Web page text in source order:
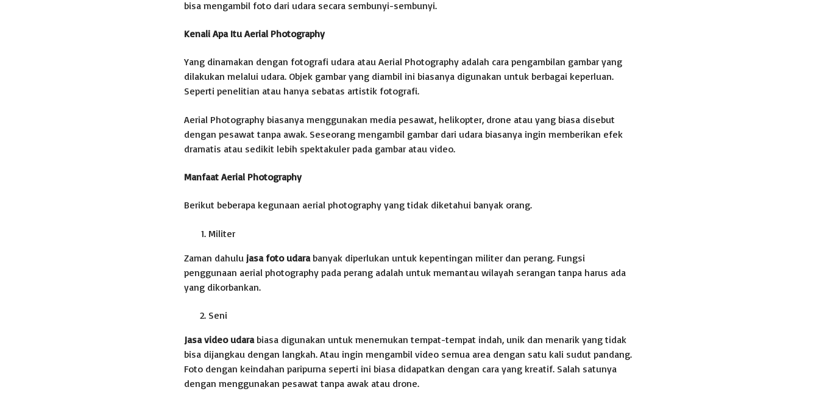
bisa mengambil foto dari udara secara sembunyi-sembunyi.
Kenali Apa Itu Aerial Photography
Yang dinamakan dengan fotografi udara atau Aerial Photography adalah cara pengambilan gambar yang
dilakukan melalui udara. Objek gambar yang diambil ini biasanya digunakan untuk berbagai keperluan.
Seperti penelitian atau hanya sebatas artistik fotografi.
Aerial Photography biasanya menggunakan media pesawat, helikopter, drone atau yang biasa disebut
dengan pesawat tanpa awak. Seseorang mengambil gambar dari udara biasanya ingin memberikan efek
dramatis atau sedikit lebih spektakuler pada gambar atau video.
Manfaat Aerial Photography
Berikut beberapa kegunaan aerial photography yang tidak diketahui banyak orang.
Militer
Zaman dahulu jasa foto udara banyak diperlukan untuk kepentingan militer dan perang. Fungsi
penggunaan aerial photography pada perang adalah untuk memantau wilayah serangan tanpa harus ada
yang dikorbankan.
Seni
Jasa video udara biasa digunakan untuk menemukan tempat-tempat indah, unik dan menarik yang tidak
bisa dijangkau dengan langkah. Atau ingin mengambil video semua area dengan satu kali sudut pandang.
Foto dengan keindahan paripurna seperti ini biasa didapatkan dengan cara yang kreatif. Salah satunya
dengan menggunakan pesawat tanpa awak atau drone.